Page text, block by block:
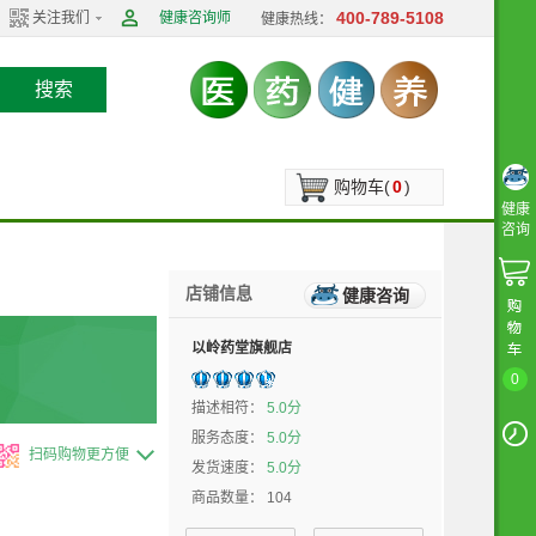
关注我们 健康咨询师 健康热线： 400-789-5108
搜索
购物车(0)
扫码购物更方便
店铺信息 健康咨询
以岭药堂旗舰店
描述相符：
5.0分
服务态度：
5.0分
发货速度：
5.0分
商品数量：
104
健康
咨询
0